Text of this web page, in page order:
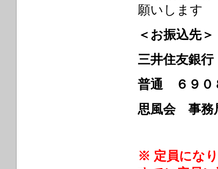
願いします
＜お振込先＞
三井住友銀
普通 ６９０
思風会 事務
※ 定員にな